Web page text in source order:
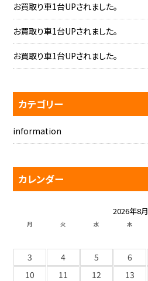
お買取り車1台UPされました。
お買取り車1台UPされました。
お買取り車1台UPされました。
カテゴリー
information
カレンダー
2026年8月
月 火 水 木
3
4 5 6
10
11 12 13